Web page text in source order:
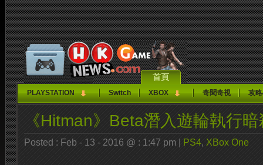
首頁
PLAYSTATION Switch XBOX 奇聞奇視 攻
《Hitman》Beta潛入遊輪執行暗
Posted : Feb - 13 - 2016 @ : 1:47 pm | PS4, XBox One